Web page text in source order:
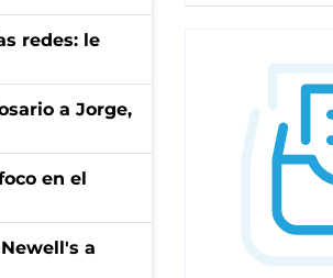
redes: le
a Jorge,
en el
a